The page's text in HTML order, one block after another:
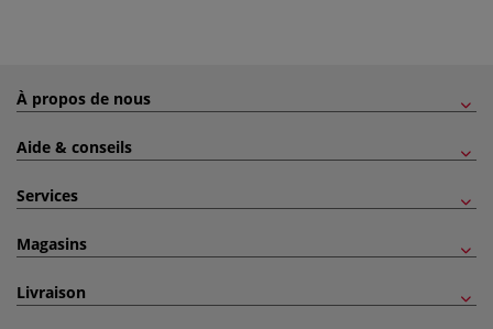
À propos de nous
Aide & conseils
Services
Magasins
Livraison